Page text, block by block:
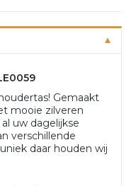
Gemaakt
mooie zilveren
uw dagelijkse
verschillende
daar houden wij